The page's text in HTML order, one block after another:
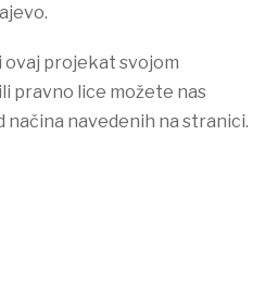
projekat svojom
pravno lice možete nas
navedenih na stranici.